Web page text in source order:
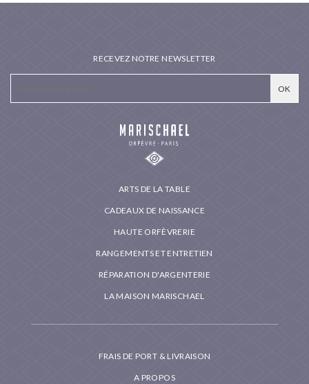
ARTS DE LA TABLE
CADEAUX DE NAISSANCE
HAUTE ORFÈVRERIE
RANGEMENTS ET ENTRETIEN
RÉPARATION D'ARGENTERIE
LA MAISON MARISCHAEL
FRAIS DE PORT & LIVRAISON
A PROPOS
RECEVEZ NOTRE NEWSLETTER